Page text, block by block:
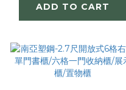
ADD TO CART